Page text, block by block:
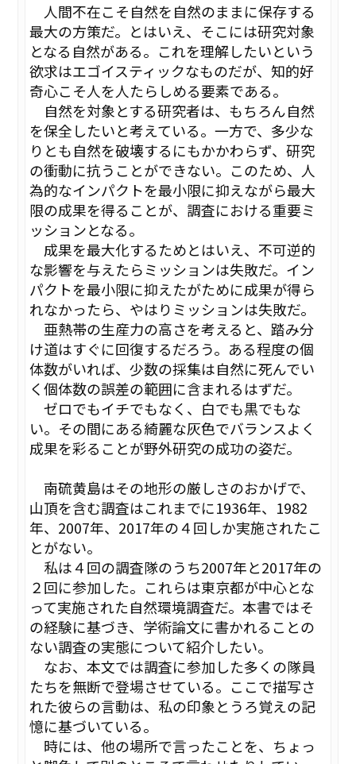
人間不在こそ自然を自然のままに保存する
最大の方策だ。とはいえ、そこには研究対象
となる自然がある。これを理解したいという
欲求はエゴイスティックなものだが、知的好
奇心こそ人を人たらしめる要素である。
自然を対象とする研究者は、もちろん自然
を保全したいと考えている。一方で、多少な
りとも自然を破壊するにもかかわらず、研究
の衝動に抗うことができない。このため、人
為的なインパクトを最小限に抑えながら最大
限の成果を得ることが、調査における重要ミ
ッションとなる。
成果を最大化するためとはいえ、不可逆的
な影響を与えたらミッションは失敗だ。イン
パクトを最小限に抑えたがために成果が得ら
れなかったら、やはりミッションは失敗だ。
亜熱帯の生産力の高さを考えると、踏み分
け道はすぐに回復するだろう。ある程度の個
体数がいれば、少数の採集は自然に死んでい
く個体数の誤差の範囲に含まれるはずだ。
ゼロでもイチでもなく、白でも黒でもな
い。その間にある綺麗な灰色でバランスよく
成果を彩ることが野外研究の成功の姿だ。
南硫黄島はその地形の厳しさのおかげで、
山頂を含む調査はこれまでに1936年、1982
年、2007年、2017年の４回しか実施されたこ
とがない。
私は４回の調査隊のうち2007年と2017年の
２回に参加した。これらは東京都が中心とな
って実施された自然環境調査だ。本書ではそ
の経験に基づき、学術論文に書かれることの
ない調査の実態について紹介したい。
なお、本文では調査に参加した多くの隊員
たちを無断で登場させている。ここで描写さ
れた彼らの言動は、私の印象とうろ覚えの記
憶に基づいている。
時には、他の場所で言ったことを、ちょっ